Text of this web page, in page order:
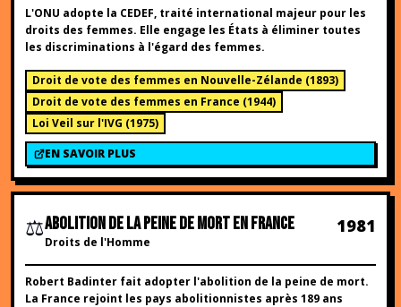
L'ONU adopte la CEDEF, traité international majeur pour les
droits des femmes. Elle engage les États à éliminer toutes
les discriminations à l'égard des femmes.
Droit de vote des femmes en Nouvelle-Zélande (1893)
Droit de vote des femmes en France (1944)
Loi Veil sur l'IVG (1975)
EN SAVOIR PLUS
⚖️ABOLITION DE LA PEINE DE MORT EN FRANCE
Droits de l'Homme
1981
Robert Badinter fait adopter l'abolition de la peine de mort.
La France rejoint les pays abolitionnistes après 189 ans